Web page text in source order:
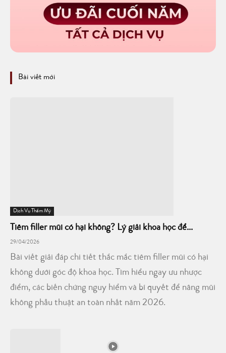
Bài viết mới
Dịch Vụ Thẩm Mỹ
Tiêm filler mũi có hại không? Lý giải khoa học để...
29/04/2026
Bài viết giải đáp chi tiết thắc mắc tiêm filler mũi có hại
không dưới góc độ khoa học. Tìm hiểu ngay ưu nhược
điểm, các biến chứng nguy hiểm và bí quyết để nâng mũi
không phẫu thuật an toàn nhất năm 2026.